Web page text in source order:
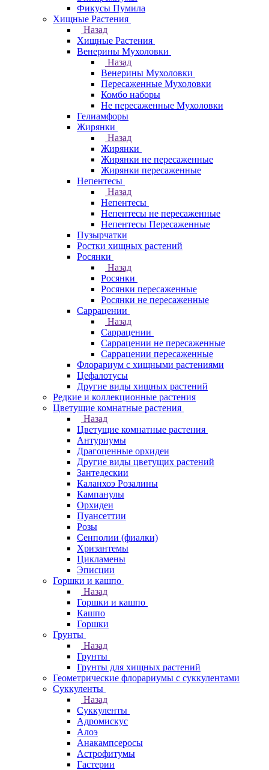
Фикусы Пумила
Хищные Растения
Назад
Хищные Растения
Венерины Мухоловки
Назад
Венерины Мухоловки
Пересаженные Мухоловки
Комбо наборы
Не пересаженные Мухоловки
Гелиамфоры
Жирянки
Назад
Жирянки
Жирянки не пересаженные
Жирянки пересаженные
Непентесы
Назад
Непентесы
Непентесы не пересаженные
Непентесы Пересаженные
Пузырчатки
Ростки хищных растений
Росянки
Назад
Росянки
Росянки пересаженные
Росянки не пересаженные
Саррацении
Назад
Саррацении
Саррацении не пересаженные
Саррацении пересаженные
Флорариум с хищными растениями
Цефалотусы
Другие виды хищных растений
Редкие и коллекционные растения
Цветущие комнатные растения
Назад
Цветущие комнатные растения
Антуриумы
Драгоценные орхидеи
Другие виды цветущих растений
Зантедескии
Каланхоэ Розалины
Кампанулы
Орхидеи
Пуансеттии
Розы
Сенполии (фиалки)
Хризантемы
Цикламены
Эписции
Горшки и кашпо
Назад
Горшки и кашпо
Кашпо
Горшки
Грунты
Назад
Грунты
Грунты для хищных растений
Геометрические флорариумы с суккулентами
Суккуленты
Назад
Суккуленты
Адромискус
Алоэ
Анакампсеросы
Астрофитумы
Гастерии